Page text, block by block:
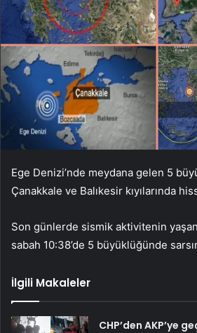
Ege Denizi’nde meydana gelen 5
Çanakkale ve Balıkesir kıyılarında
Son günlerde sismik aktivitenin
sabah 10:38’de 5 büyüklüğünde
İlgili Makaleler
CHP’den AKP’ye